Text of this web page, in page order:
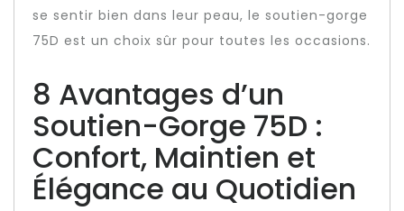
se sentir bien dans leur peau, le soutien-gorge
75D est un choix sûr pour toutes les occasions.
8 Avantages d’un
Soutien-Gorge 75D :
Confort, Maintien et
Élégance au Quotidien